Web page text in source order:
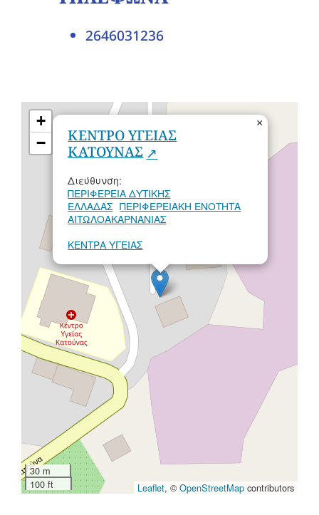
2646031236
ΚΕΝΤΡΟ ΥΓΕΙΑΣ
ΚΑΤΟΥΝΑΣ
Διεύθυνση:
ΠΕΡΙΦΕΡΕΙΑ ΔΥΤΙΚΗΣ
ΕΛΛΑΔΑΣ ΠΕΡΙΦΕΡΕΙΑΚΗ ΕΝΟΤΗΤΑ
ΑΙΤΩΛΟΑΚΑΡΝΑΝΙΑΣ
ΚΕΝΤΡΑ ΥΓΕΙΑΣ
×
+
−
30 m
100 ft
Leaflet, ©OpenStreetMapcontributors